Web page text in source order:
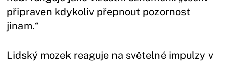
připraven kdykoliv přepnout pozornost
jinam.“
Lidský mozek reaguje na světelné impulzy v